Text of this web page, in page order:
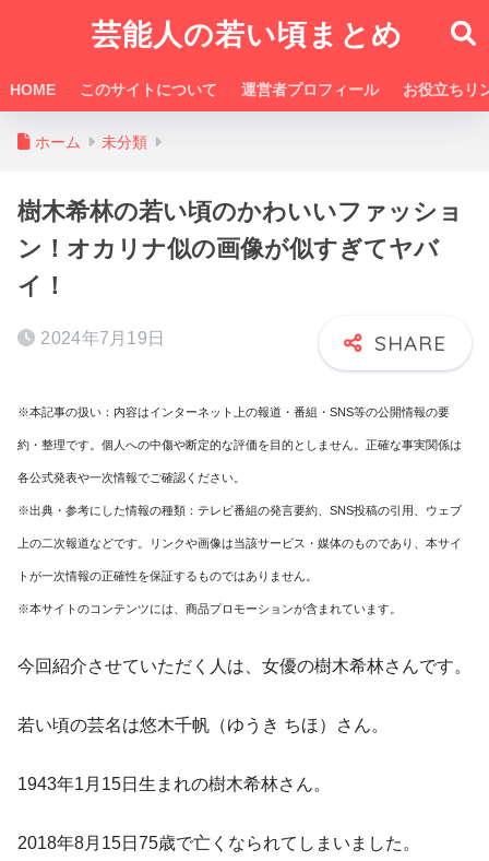
芸能人の若い頃まとめ
HOME このサイトについて 運営者プロフィール お役立ちリ
ホーム 未分類
樹木希林の若い頃のかわいいファッショ
ン！オカリナ似の画像が似すぎてヤバ
イ！
2024年7月19日
※本記事の扱い：内容はインターネット上の報道・番組・SNS等の公開情報の要
約・整理です。個人への中傷や断定的な評価を目的としません。正確な事実関係は
各公式発表や一次情報でご確認ください。
※出典・参考にした情報の種類：テレビ番組の発言要約、SNS投稿の引用、ウェブ
上の二次報道などです。リンクや画像は当該サービス・媒体のものであり、本サイ
トが一次情報の正確性を保証するものではありません。
※本サイトのコンテンツには、商品プロモーションが含まれています。
今回紹介させていただく人は、女優の樹木希林さんです。
若い頃の芸名は悠木千帆（ゆうき ちほ）さん。
1943年1月15日生まれの樹木希林さん。
2018年8月15日75歳で亡くなられてしまいました。